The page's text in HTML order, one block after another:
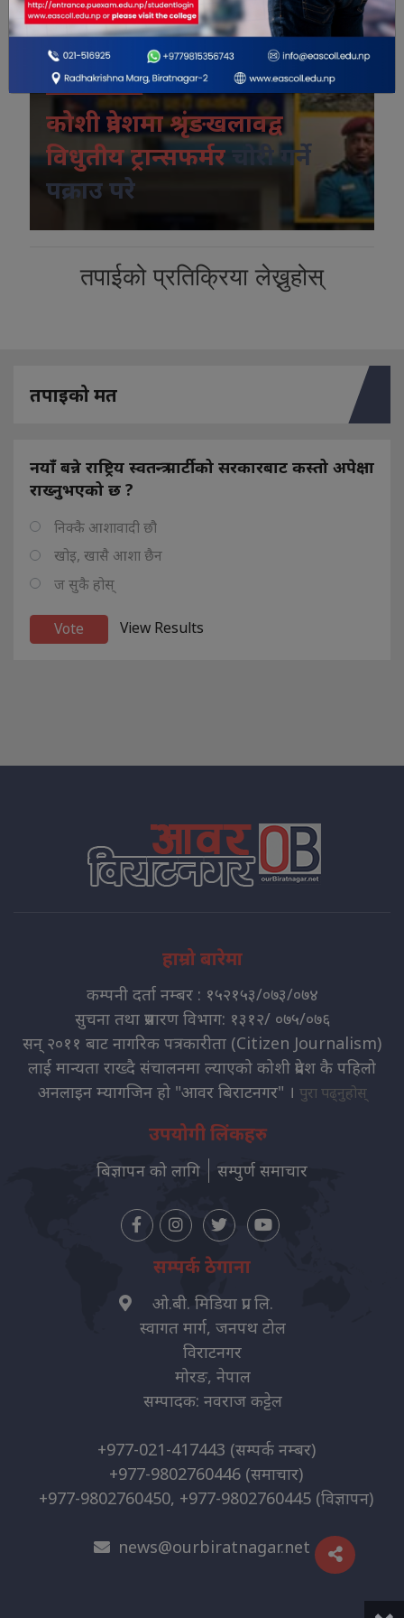
विशेष भिडियो
कोशी प्रदेशमा श्रृंङखलावद्व
विधुतीय ट्रान्सफर्मर
चोरी गर्ने
पक्राउ परे
तपाईको प्रतिक्रिया लेख्नुहोस्
तपाइको मत
नयाँ बन्ने राष्ट्रिय स्वतन्त्र पार्टीको सरकारबाट कस्तो अपेक्षा
राख्नुभएको छ ?
निक्कै आशावादी छौ
खोइ, खासै आशा छैन
ज सुकै होस्
View Results
हाम्रो बारेमा
कम्पनी दर्ता नम्बर : १५२१५३/०७३/०७४
सुचना तथा प्रसारण विभाग: १३१२/ ०७५/०७६
सन् २०११ बाट नागरिक पत्रकारीता (Citizen Journalism)
लाई मान्यता राख्दै संचालनमा ल्याएको कोशी प्रदेश कै पहिलो
अनलाइन म्यागजिन हो "आवर बिराटनगर" । पुरा पढ्नुहोस्
उपयोगी लिंकहरु
बिज्ञापन को लागि सम्पुर्ण समाचार
सम्पर्क ठेगाना
ओ.बी. मिडिया प्रा. लि.
स्वागत मार्ग, जनपथ टोल
विराटनगर
मोरङ, नेपाल
सम्पादक: नवराज कट्टेल
+977-021-417443 (सम्पर्क नम्बर)
+977-9802760446 (समाचार)
+977-9802760450, +977-9802760445 (विज्ञापन)
news@ourbiratnagar.net